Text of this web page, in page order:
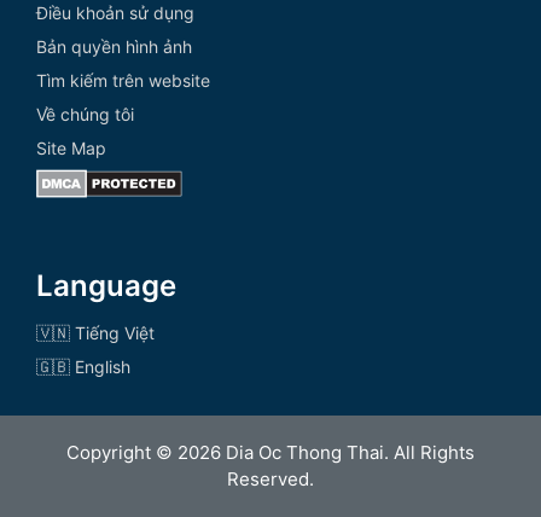
Điều khoản sử dụng
Bản quyền hình ảnh
Tìm kiếm trên website
Về chúng tôi
Site Map
Language
🇻🇳 Tiếng Việt
🇬🇧 English
Copyright © 2026 Dia Oc Thong Thai. All Rights
Reserved.